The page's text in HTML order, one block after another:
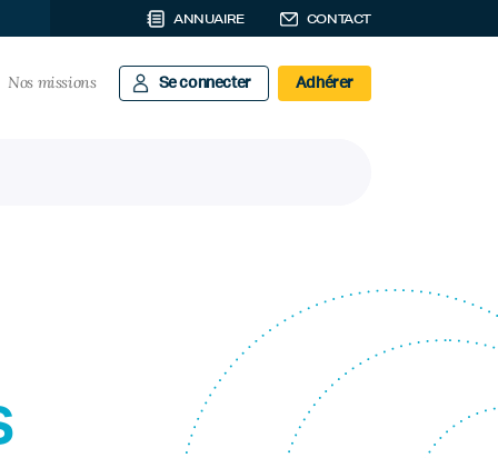
ANNUAIRE CONTACT
Nos missions Se connecter Adhérer